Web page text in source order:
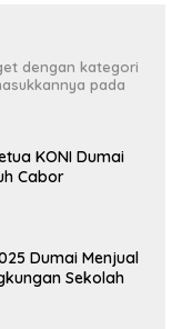
dengan kategori
pada
KONI Dumai
Cabor
Dumai Menjual
Sekolah